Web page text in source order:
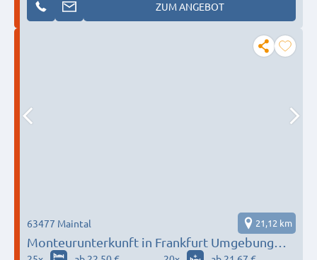
ZUM ANGEBOT
Monteurunterkunft in Frankfurt Umgebung
63477 Maintal 21,12 km